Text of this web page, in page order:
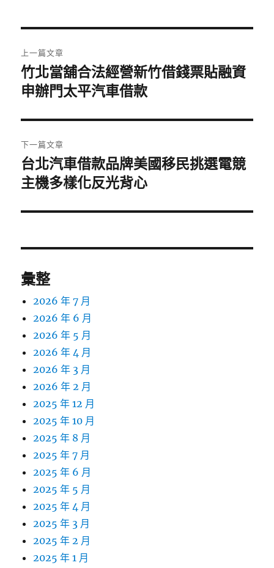
章
導
覽
上一篇文章
上
一
文
章:
竹北當舖合法經營新竹借錢票貼融資
申辦門太平汽車借款
下一篇文章
下
一
文
台北汽車借款品牌美國移民挑選電競
主機多樣化反光背心
彙整
2026 年 7 月
2026 年 6 月
2026 年 5 月
2026 年 4 月
2026 年 3 月
2026 年 2 月
2025 年 12 月
2025 年 10 月
2025 年 8 月
2025 年 7 月
2025 年 6 月
2025 年 5 月
2025 年 4 月
2025 年 3 月
2025 年 2 月
2025 年 1 月